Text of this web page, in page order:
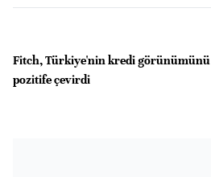
Fitch, Türkiye'nin kredi görünümünü
pozitife çevirdi